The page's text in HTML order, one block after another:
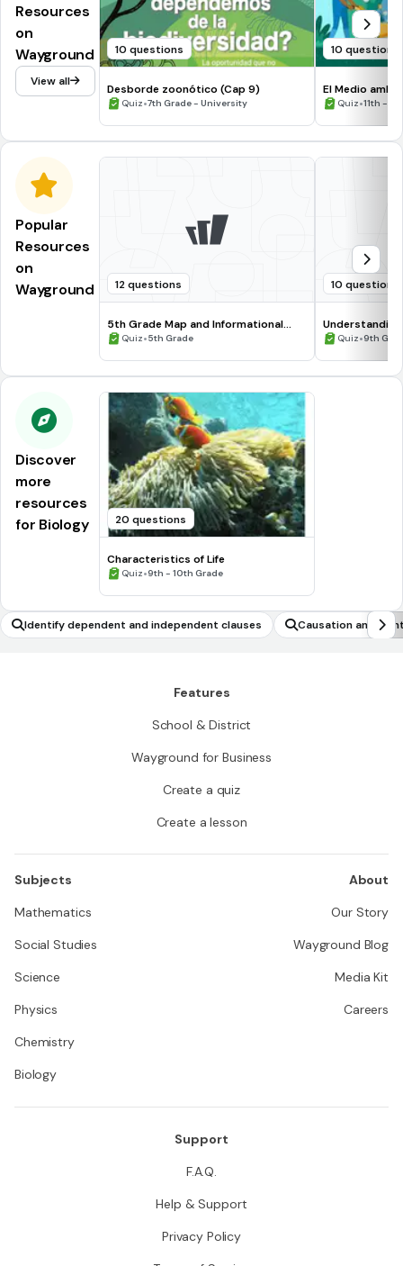
Resources
on
Wayground
View all
10 questions
Desborde zoonótico (Cap 9)
Quiz•7th Grade - University
10 questions
El Medio
Quiz•11th -
Popular
Resources
on
Wayground
12 questions
5th Grade Map and Informational
Processing Skills
Quiz•5th Grade
10 questions
Quiz•9th
Discover
more
resources
for Biology
20 questions
Characteristics of Life
Quiz•9th - 10th Grade
Identify dependent and independent clauses Causation and
Features
School & District
Wayground for Business
Create a quiz
Create a lesson
Subjects
Mathematics
Social Studies
Science
Physics
Chemistry
Biology
About
Our Story
Wayground Blog
Media Kit
Careers
Support
F.A.Q.
Help & Support
Privacy Policy